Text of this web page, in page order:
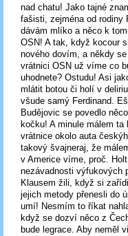
nad chatu! Jako tajné
fašisti, zejména od rodiny
dávám mlíko a něco k
OSN! A tak, když kocour
nového dovím, a někdy
vrátnici OSN už víme co
uhodnete? Ostudu! Asi
mlátit botou či holí v
všude samý Ferdinand.
Budějovic se povedlo
kočku! A minule málem
vrátnice okolo auta
takový švajneraj, že
v Americe víme, proč.
nezávadnosti výfukových
Klausem žili, když si
jejich metody přenesli do
umí! Nesmím to říkat
když se dozví něco z
bude legrace. Aby neměl